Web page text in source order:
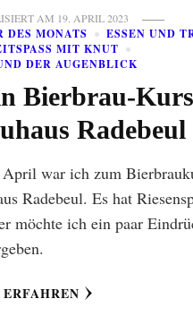
AM 19. APRIL 2023
DES MONATS
ESSEN UND
MIT KNUT
DER AUGENBLICK
Bierbrau-
Radebeul
war ich zum
Radebeul. Es hat
möchte ich ein paar